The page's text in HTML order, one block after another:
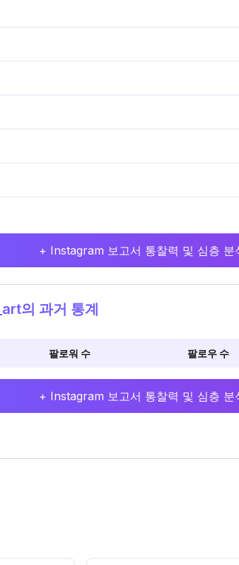
+ Instagram 보고서 통찰력 및 심층 분
의 과거 통계
팔로워 수 팔로우 수
+ Instagram 보고서 통찰력 및 심층 분